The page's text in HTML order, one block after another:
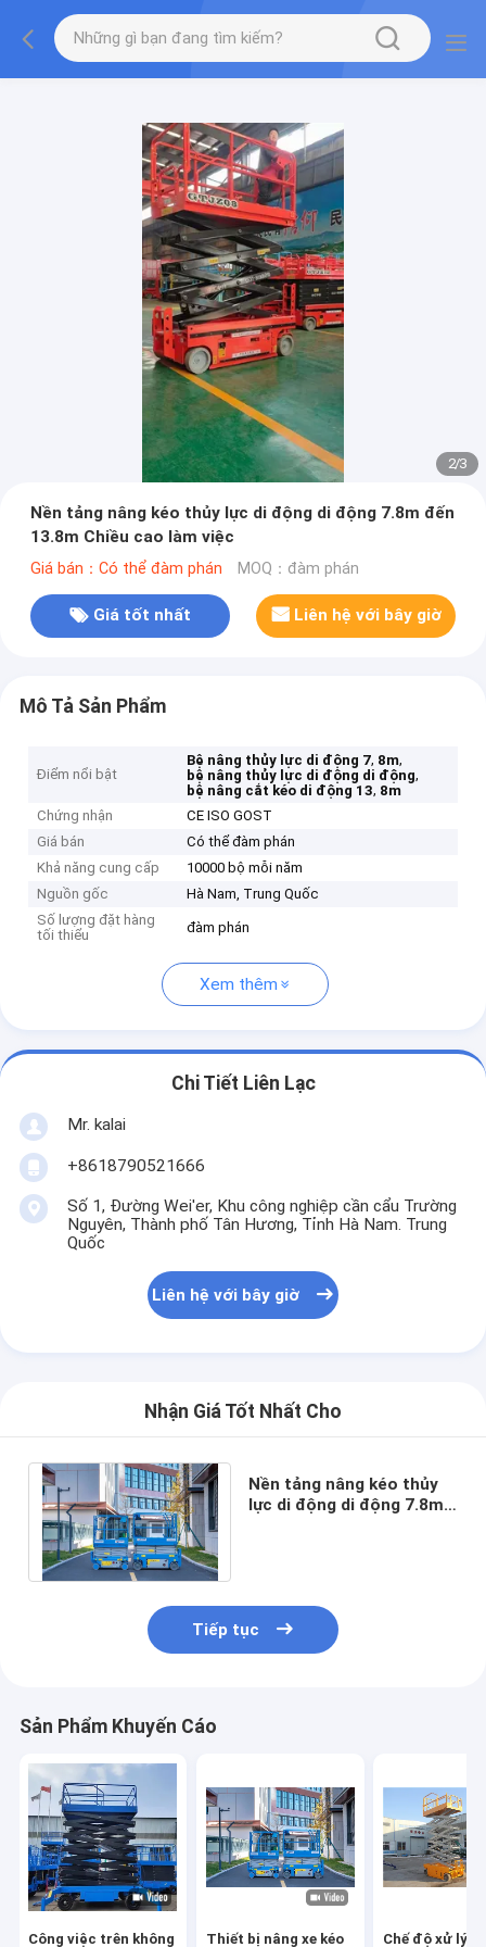
gtag('config', 'G-QWE9HWC3PF', {cookie_flags:
"SameSite=None;Secure"});
2/3
Nền tảng nâng kéo thủy lực di động di động 7.8m đến
13.8m Chiều cao làm việc
Giá bán：Có thể đàm phán MOQ：đàm phán
Giá tốt nhất Liên hệ với bây giờ
Mô Tả Sản Phẩm
Điểm nổi bật
Bệ nâng thủy lực di động 7, 8m,
bệ nâng thủy lực di động di động,
bệ nâng cắt kéo di động 13, 8m
Chứng nhận
CE ISO GOST
Giá bán
Có thể đàm phán
Khả năng cung cấp
10000 bộ mỗi năm
Nguồn gốc
Hà Nam, Trung Quốc
Số lượng đặt hàng
tối thiểu
đàm phán
Xem thêm
Chi Tiết Liên Lạc
Mr. kalai
+8618790521666
Số 1, Đường Wei'er, Khu công nghiệp cần cẩu Trường
Nguyên, Thành phố Tân Hương, Tỉnh Hà Nam. Trung
Quốc
Liên hệ với bây giờ
Nhận Giá Tốt Nhất Cho
Nền tảng nâng kéo thủy
lực di động di động 7.8m
Tiếp tục
Sản Phẩm Khuyến Cáo
Công việc trên không Thiết bị nâng xe kéo Chế độ xử lý